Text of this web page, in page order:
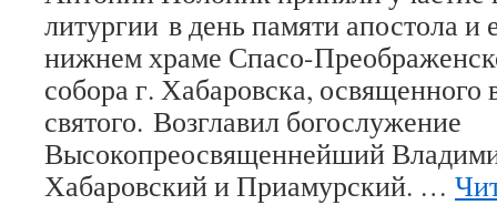
литургии в день памяти апостола и
нижнем храме Спасо-
собора г. Хабаровска, освященного
святого. Возглавил богослужение
Высокопреосвященнейший
Хабаровский и Приамурский. …